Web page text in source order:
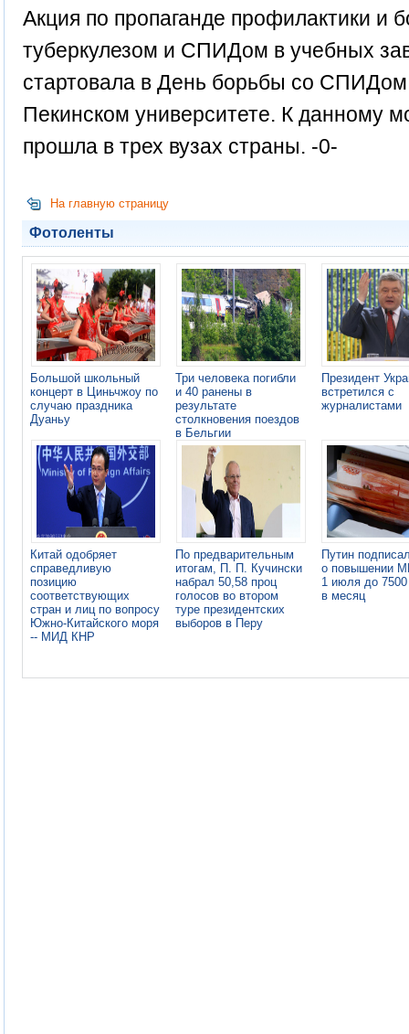
Акция по пропаганде профилактики и
туберкулезом и СПИДом в учебных
стартовала в День борьбы со СПИДом
Пекинском университете. К данному
прошла в трех вузах страны. -0-
На главную страницу